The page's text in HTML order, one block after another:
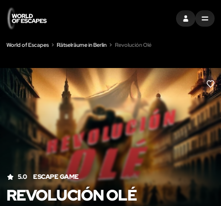
EINTRAGEN
MENU
World of Escapes Rätselräume in Berlin Revolución Olé
LIKE
5.0 ESCAPE GAME
REVOLUCIÓN OLÉ